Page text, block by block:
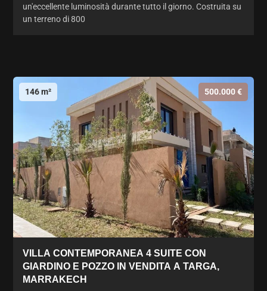
un'eccellente luminosità durante tutto il giorno. Costruita su
un terreno di 800
146 m² 500.000 €
VILLA CONTEMPORANEA 4 SUITE CON
GIARDINO E POZZO IN VENDITA A TARGA,
MARRAKECH